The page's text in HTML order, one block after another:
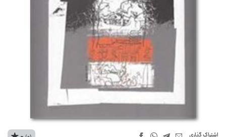
اشتراک‌ گذاری